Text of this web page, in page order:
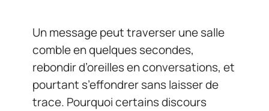
Un message peut traverser une salle
comble en quelques secondes,
rebondir d’oreilles en conversations, et
pourtant s’effondrer sans laisser de
trace. Pourquoi certains discours